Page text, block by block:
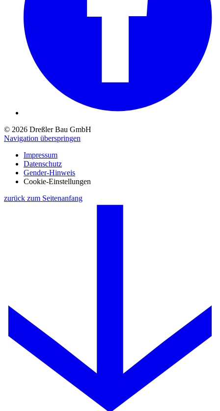
© 2026 Dreßler Bau GmbH
Navigation überspringen
Impressum
Datenschutz
Gender-Hinweis
Cookie-Einstellungen
zurück zum Seitenanfang